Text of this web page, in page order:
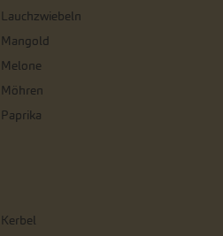
Lauchzwiebeln
Mangold
Melone
Möhren
Paprika
Kerbel